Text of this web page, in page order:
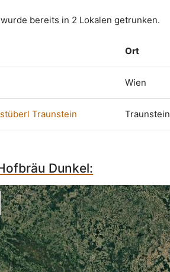
wurde bereits in 2 Lokalen getrunken.
Ort
Wien
Traunstein Traunstein
Dunkel: